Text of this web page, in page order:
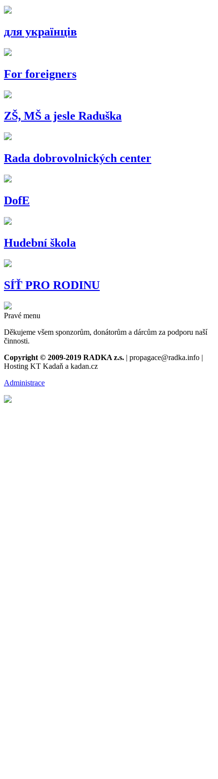
для українців
For foreigners
ZŠ, MŠ a jesle Raduška
Rada dobrovolnických center
DofE
Hudební škola
SÍŤ PRO RODINU
Pravé menu
Děkujeme všem sponzorům, donátorům a dárcům za podporu naší
činnosti.
Copyright © 2009-2019 RADKA z.s. | propagace@radka.info |
Hosting KT Kadaň a kadan.cz
Administrace